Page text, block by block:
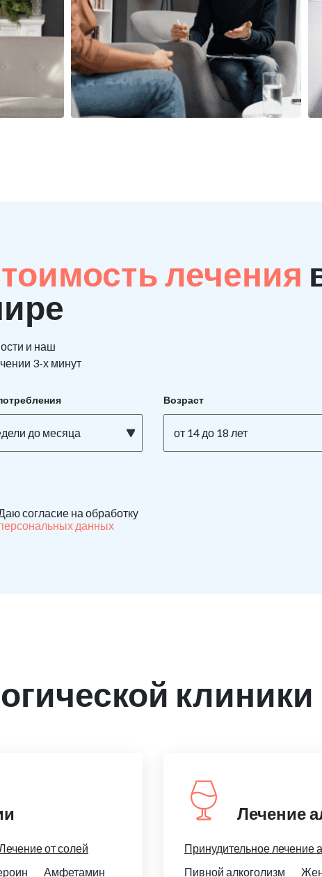
лечения
и наш
3-х минут
до месяца
Возраст
от 14 до 18 лет
согласие на обработку
данных
от солей
Амфетамин
Лечение
Принудительное лечение
Пивной алкоголизм